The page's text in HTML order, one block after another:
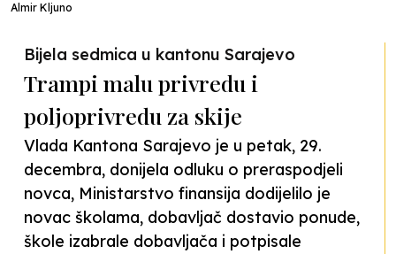
Almir Kljuno
Bijela sedmica u kantonu Sarajevo
Trampi malu privredu i
poljoprivredu za skije
Vlada Kantona Sarajevo je u petak, 29.
decembra, donijela odluku o preraspodjeli
novca, Ministarstvo finansija dodijelilo je
novac školama, dobavljač dostavio ponude,
škole izabrale dobavljača i potpisale